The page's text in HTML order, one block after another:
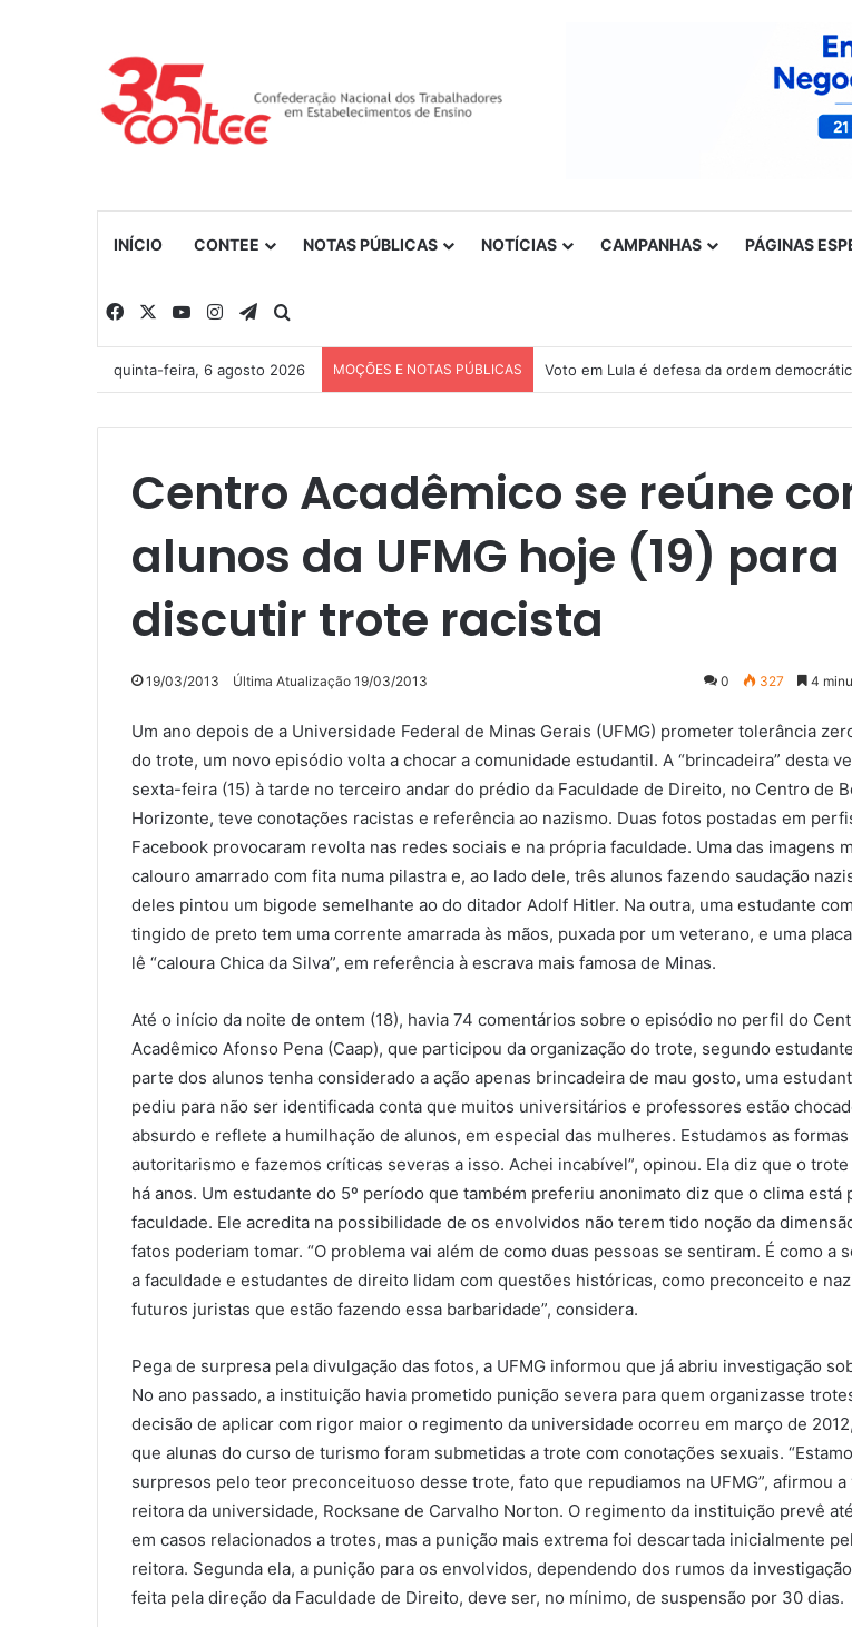
INÍCIO CONTEE NOTAS PÚBLICAS NOTÍCIAS CAMPANHAS PÁGINAS
Facebook YouTubeInstagramTelegram
quinta-feira, 6 agosto 2026 MOÇÕES E NOTAS PÚBLICAS Voto em Lula é defesa da ordem
Centro Acadêmico se reúne
alunos da UFMG hoje (19) para
discutir trote racista
19/03/2013 Última Atualização 19/03/2013 0 327 4
Um ano depois de a Universidade Federal de Minas Gerais (UFMG) prometer tolerância
do trote, um novo episódio volta a chocar a comunidade estudantil. A “brincadeira” desta
sexta-feira (15) à tarde no terceiro andar do prédio da Faculdade de Direito, no Centro de
Horizonte, teve conotações racistas e referência ao nazismo. Duas fotos postadas em
Facebook provocaram revolta nas redes sociais e na própria faculdade. Uma das imagens
calouro amarrado com fita numa pilastra e, ao lado dele, três alunos fazendo saudação
deles pintou um bigode semelhante ao do ditador Adolf Hitler. Na outra, uma estudante
tingido de preto tem uma corrente amarrada às mãos, puxada por um veterano, e uma
lê “caloura Chica da Silva”, em referência à escrava mais famosa de Minas.
Até o início da noite de ontem (18), havia 74 comentários sobre o episódio no perfil do
Acadêmico Afonso Pena (Caap), que participou da organização do trote, segundo
parte dos alunos tenha considerado a ação apenas brincadeira de mau gosto, uma
pediu para não ser identificada conta que muitos universitários e professores estão
absurdo e reflete a humilhação de alunos, em especial das mulheres. Estudamos as formas
autoritarismo e fazemos críticas severas a isso. Achei incabível”, opinou. Ela diz que o
há anos. Um estudante do 5º período que também preferiu anonimato diz que o clima está
faculdade. Ele acredita na possibilidade de os envolvidos não terem tido noção da
fatos poderiam tomar. “O problema vai além de como duas pessoas se sentiram. É como a
a faculdade e estudantes de direito lidam com questões históricas, como preconceito e
futuros juristas que estão fazendo essa barbaridade”, considera.
Pega de surpresa pela divulgação das fotos, a UFMG informou que já abriu investigação
No ano passado, a instituição havia prometido punição severa para quem organizasse
decisão de aplicar com rigor maior o regimento da universidade ocorreu em março de
que alunas do curso de turismo foram submetidas a trote com conotações sexuais.
surpresos pelo teor preconceituoso desse trote, fato que repudiamos na UFMG”, afirmou a
reitora da universidade, Rocksane de Carvalho Norton. O regimento da instituição prevê
em casos relacionados a trotes, mas a punição mais extrema foi descartada inicialmente
reitora. Segunda ela, a punição para os envolvidos, dependendo dos rumos da
feita pela direção da Faculdade de Direito, deve ser, no mínimo, de suspensão por 30 dias.